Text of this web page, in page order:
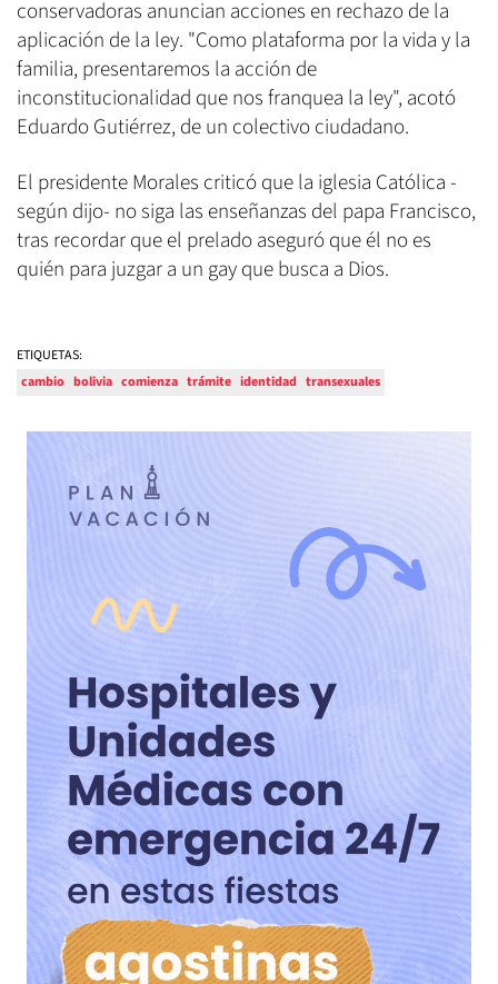
conservadoras anuncian acciones en rechazo de la
aplicación de la ley. "Como plataforma por la vida y la
familia, presentaremos la acción de
inconstitucionalidad que nos franquea la ley", acotó
Eduardo Gutiérrez, de un colectivo ciudadano.
El presidente Morales criticó que la iglesia Católica -
según dijo- no siga las enseñanzas del papa Francisco,
tras recordar que el prelado aseguró que él no es
quién para juzgar a un gay que busca a Dios.
ETIQUETAS:
cambio bolivia comienza trámite identidad transexuales